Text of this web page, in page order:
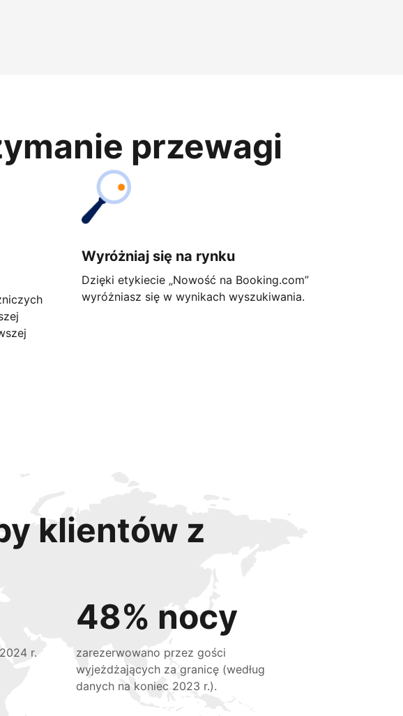
przewagi
Wyróżniaj się na rynku
Dzięki etykiecie „Nowość na Booking.com”
wyróżniasz się w wynikach wyszukiwania.
klientów z
r.
48% nocy
zarezerwowano przez gości
wyjeżdżających za granicę (według
danych na koniec 2023 r.).